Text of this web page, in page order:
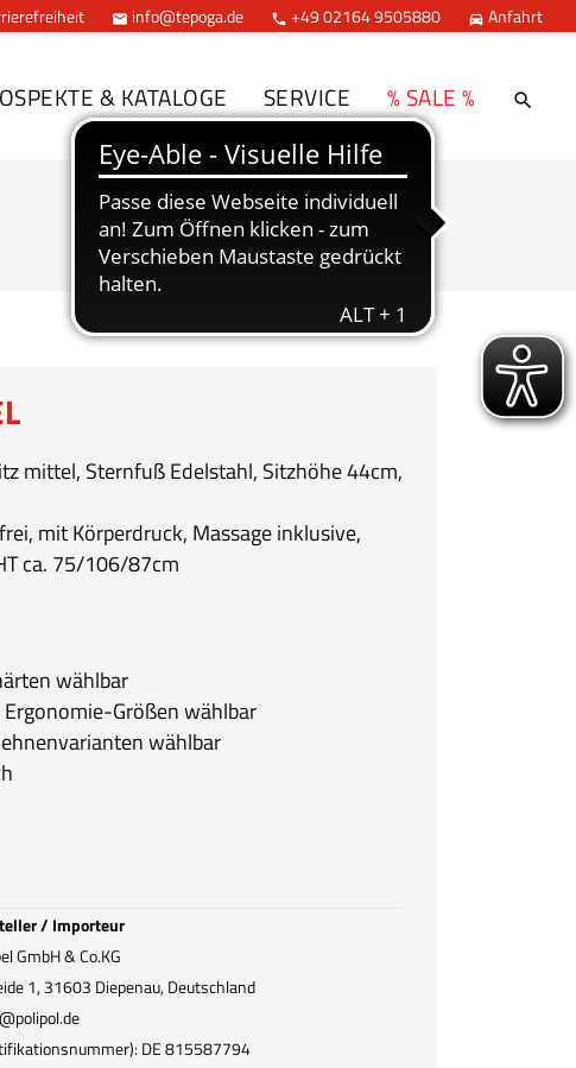
 info@tepoga.de  +49 02164 9505880  Anfahrt
& KATALOGE SERVICE % SALE %
mittel, Sternfuß Edelstahl, Sitzhöhe 44cm,
mit Körperdruck, Massage inklusive,
ca. 75/106/87cm
wählbar
Größen wählbar
wählbar
/ Importeur
GmbH & Co.KG
1, 31603 Diepenau, Deutschland
DE 815587794